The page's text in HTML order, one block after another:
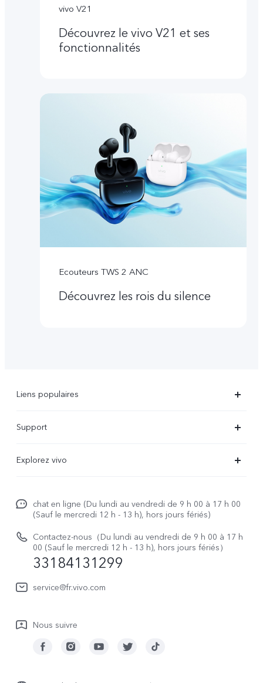
vivo V21
Découvrez le vivo V21 et ses
fonctionnalités
Ecouteurs TWS 2 ANC
Découvrez les rois du silence
Liens populaires
V23 5G
Y22s
Y35
Support
Centre de services
Authentification IMEI
Prix des réparations hors garantie
Demande de retour en réparation-ICP
Demande de retour en réparation-SBE
Manuel de l'utilisateur
Mise à jour du système
Explorez vivo
La vie chez vivo
vivo netiquette
About Us
Centre de confidentialité vivo
chat en ligne (Du lundi au vendredi de 9 h 00 à 17 h 00
(Sauf le mercredi 12 h - 13 h), hors jours fériés)
Contactez-nous（Du lundi au vendredi de 9 h 00 à 17 h
00 (Sauf le mercredi 12 h - 13 h), hors jours fériés）
33184131299
service@fr.vivo.com
Nous suivre